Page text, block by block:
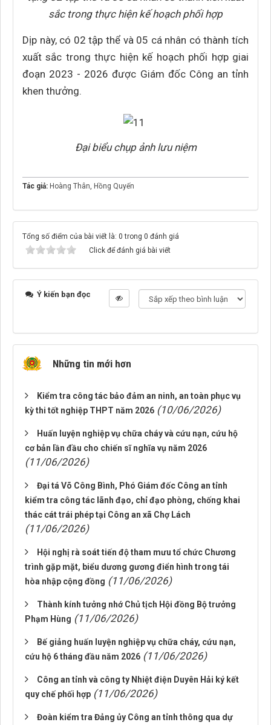
sắc trong thực hiện kế hoạch phối hợp
Dịp này, có 02 tập thể và 05 cá nhân có thành tích
xuất sắc trong thực hiện kế hoạch phối hợp giai
đoạn 2023 - 2026 được Giám đốc Công an tỉnh
khen thưởng.
Đại biểu chụp ảnh lưu niệm
Tác giả: Hoàng Thân, Hồng Quyến
Tổng số điểm của bài viết là: 0 trong 0 đánh giá
Click để đánh giá bài viết
Ý kiến bạn đọc
Những tin mới hơn
Kiểm tra công tác bảo đảm an ninh, an toàn phục vụ
kỳ thi tốt nghiệp THPT năm 2026 (10/06/2026)
Huấn luyện nghiệp vụ chữa cháy và cứu nạn, cứu hộ
cơ bản lần đầu cho chiến sĩ nghĩa vụ năm 2026
(11/06/2026)
Đại tá Võ Công Bình, Phó Giám đốc Công an tỉnh
kiểm tra công tác lãnh đạo, chỉ đạo phòng, chống khai
thác cát trái phép tại Công an xã Chợ Lách
(11/06/2026)
Hội nghị rà soát tiến độ tham mưu tổ chức Chương
trình gặp mặt, biểu dương gương điển hình trong tái
hòa nhập cộng đồng (11/06/2026)
Thành kính tưởng nhớ Chủ tịch Hội đồng Bộ trưởng
Phạm Hùng (11/06/2026)
Bế giảng huấn luyện nghiệp vụ chữa cháy, cứu nạn,
cứu hộ 6 tháng đầu năm 2026 (11/06/2026)
Công an tỉnh và công ty Nhiệt điện Duyên Hải ký kết
quy chế phối hợp (11/06/2026)
Đoàn kiểm tra Đảng ủy Công an tỉnh thông qua dự